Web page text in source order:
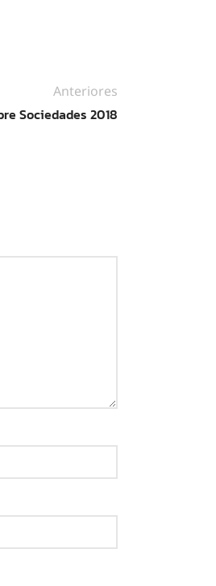
Anteriores
Sociedades 2018